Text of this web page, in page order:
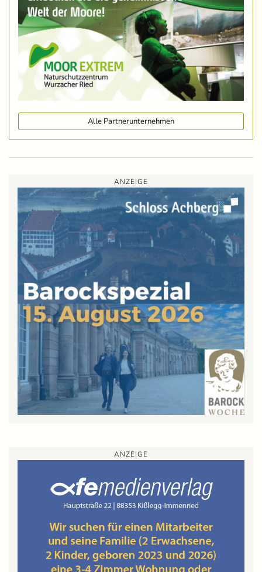
Alle Partnerunternehmen
ANZEIGE
ANZEIGE